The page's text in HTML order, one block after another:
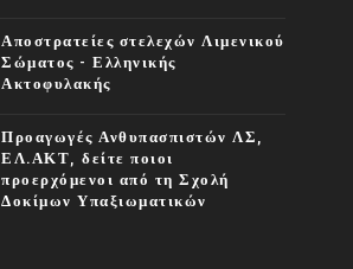
Αποστρατείες στελεχών Λιμενικού
Σώματος - Ελληνικής
Ακτοφυλακής
Προαγωγές Ανθυπασπιστών ΛΣ,
ΕΛ.ΑΚΤ, δείτε ποιοι
προερχόμενοι από τη Σχολή
Δοκίμων Υπαξιωματικών